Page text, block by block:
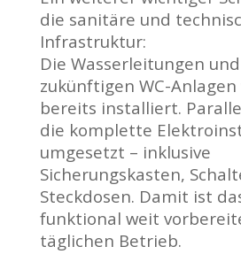
die sanitäre und
Infrastruktur:
Die Wasserleitungen
zukünftigen WC-
bereits installiert.
die komplette
umgesetzt – inklusive
Sicherungskasten,
Steckdosen. Damit ist
funktional weit
täglichen Betrieb.